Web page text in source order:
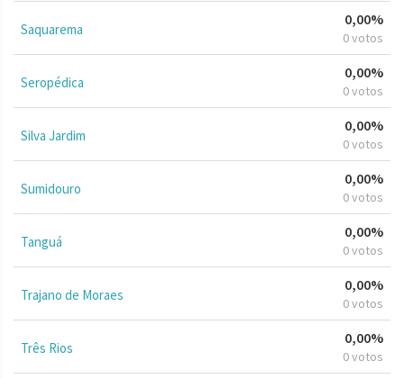
Saquarema
0,00%
0 votos
Seropédica
0,00%
0 votos
Silva Jardim
0,00%
0 votos
Sumidouro
0,00%
0 votos
Tanguá
0,00%
0 votos
Trajano de Moraes
0,00%
0 votos
Três Rios
0,00%
0 votos